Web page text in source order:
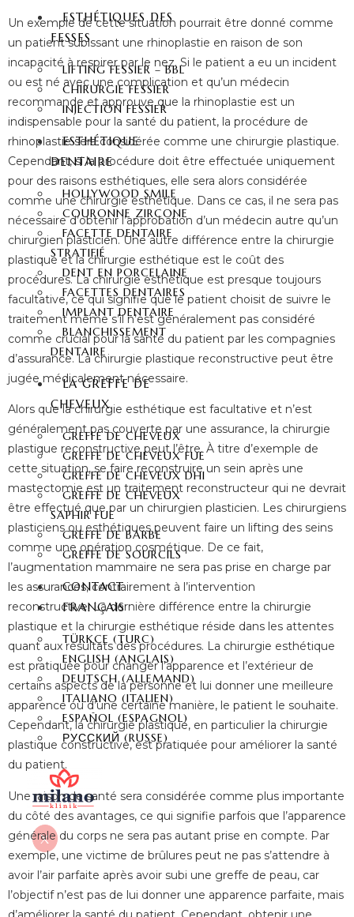
ESTHÉTIQUES DES
FESSES
LIFTING FESSIER – BBL
CHIRURGIE FESSIER
INJECTION FESSIER
ESTHÉTIQUE
DENTAIRE
HOLLYWOOD SMILE
COURONNE ZIRCONE
FACETTE DENTAIRE
STRATIFIÉ
DENT EN PORCELAINE
FACETTES DENTAIRES
IMPLANT DENTAIRE
BLANCHISSEMENT
DENTAIRE
LA GREFFE DE
CHEVEUX
GREFFE DE CHEVEUX
GREFFE DE CHEVEUX FUE
GREFFE DE CHEVEUX DHI
GREFFE DE CHEVEUX
SAPHIR FUE
GREFFE DE BARBE
GREFFE DE SOURCILS
CONTACT
FRANÇAIS
TÜRKÇE (TURC)
ENGLISH (ANGLAIS)
DEUTSCH(ALLEMAND)
ITALIANO (ITALIEN)
ESPAÑOL (ESPAGNOL)
РУССКИЙ (RUSSE)
X
Un exemple de cette situation pourrait être donné comme
un patient subissant une rhinoplastie en raison de son
incapacité à respirer par le nez. Si le patient a eu un incident
ou est né avec une complication et qu’un médecin
recommande et approuve que la rhinoplastie est un
indispensable pour la santé du patient, la procédure de
rhinoplastie sera considérée comme une chirurgie plastique.
Cependant, si la procédure doit être effectuée uniquement
pour des raisons esthétiques, elle sera alors considérée
comme une chirurgie esthétique. Dans ce cas, il ne sera pas
nécessaire d’obtenir l’approbation d’un médecin autre qu’un
chirurgien plasticien. Une autre différence entre la chirurgie
plastique et la chirurgie esthétique est le coût des
procédures. La chirurgie esthétique est presque toujours
facultative, ce qui signifie que le patient choisit de suivre le
traitement même s’il n’est généralement pas considéré
comme crucial pour la santé du patient par les compagnies
d’assurance. La chirurgie plastique reconstructive peut être
jugée médicalement nécessaire.
Alors que la chirurgie esthétique est facultative et n’est
généralement pas couverte par une assurance, la chirurgie
plastique reconstructive peut l’être. À titre d’exemple de
cette situation, se faire reconstruire un sein après une
mastectomie est un traitement reconstructeur qui ne devrait
être effectué que par un chirurgien plasticien. Les chirurgiens
plasticiens ou esthétiques peuvent faire un lifting des seins
comme une opération cosmétique. De ce fait,
l’augmentation mammaire ne sera pas prise en charge par
les assurances, contrairement à l’intervention
reconstructive. La dernière différence entre la chirurgie
plastique et la chirurgie esthétique réside dans les attentes
quant aux résultats des procédures. La chirurgie esthétique
est pratiquée pour changer l’apparence et l’extérieur de
certains aspects de la personne et lui donner une meilleure
apparence ou d’une certaine manière, le patient le souhaite.
Cependant, la chirurgie plastique, en particulier la chirurgie
plastique constructive, est pratiquée pour améliorer la santé
du patient.
Une raison de santé sera considérée comme plus importante
du côté des avantages, ce qui signifie parfois que l’apparence
générale du corps ne sera pas autant prise en compte. Par
exemple, une victime de brûlures peut ne pas s’attendre à
avoir l’air parfaite après avoir subi une greffe de peau, car
l’objectif n’est pas de lui donner une apparence parfaite, mais